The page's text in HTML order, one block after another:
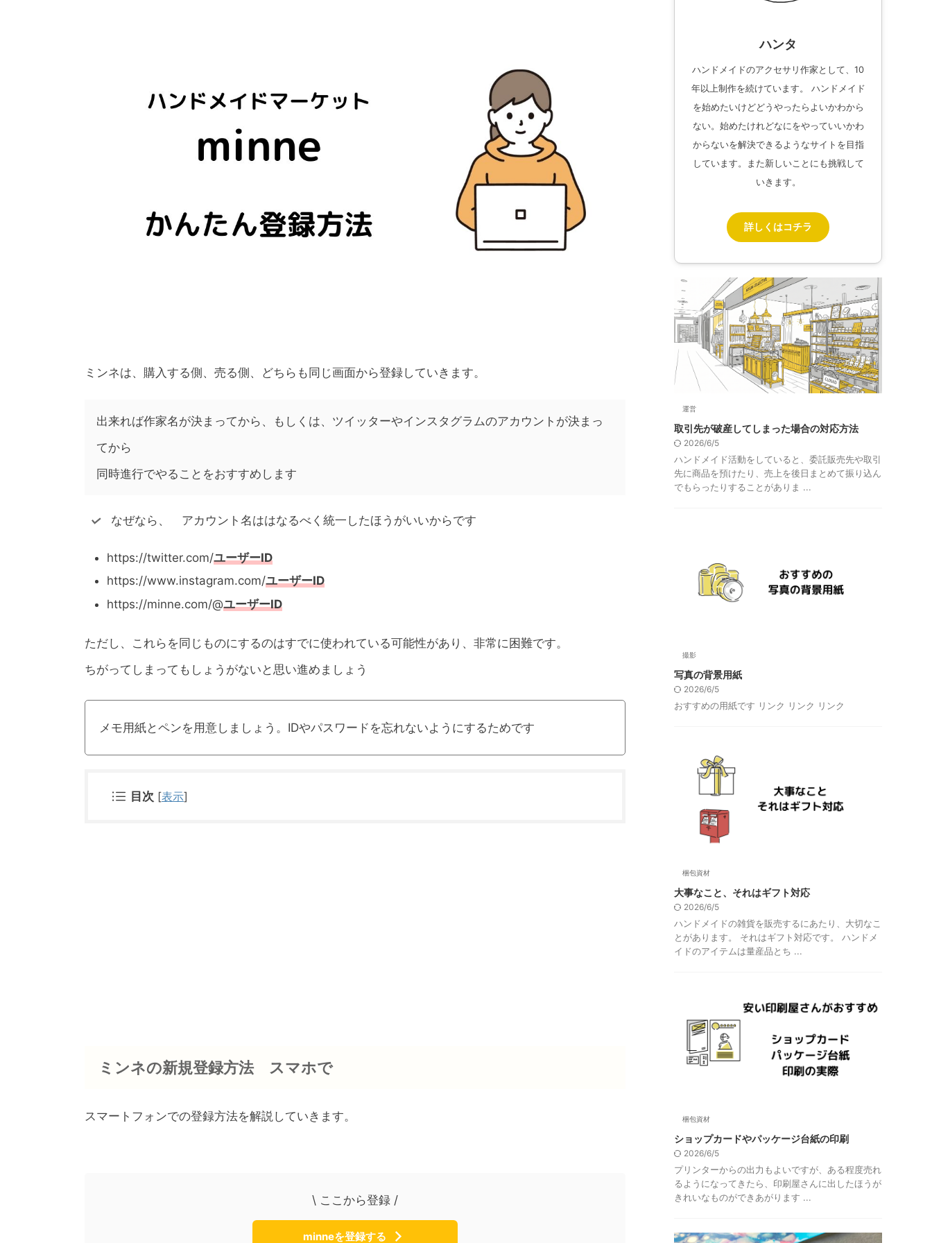
ミンネは、購入する側、売る側、どちらも同じ画面から登録していきます。
出来れば作家名が決まってから、もしくは、ツイッターやインスタグラムのアカウントが決まっ
てから
同時進行でやることをおすすめします
なぜなら、 アカウント名ははなるべく統一したほうがいいからです
https://twitter.com/ユーザーID
https://www.instagram.com/ユーザーID
https://minne.com/@ユーザーID
ただし、これらを同じものにするのはすでに使われている可能性があり、非常に困難です。
ちがってしまってもしょうがないと思い進めましょう
メモ用紙とペンを用意しましょう。IDやパスワードを忘れないようにするためです
目次 [表示]
ミンネの新規登録方法 スマホで
スマートフォンでの登録方法を解説していきます。
\ ここから登録 /
minneを登録する
ハンタ
ハンドメイドのアクセサリ作家として、10
年以上制作を続けています。 ハンドメイド
を始めたいけどどうやったらよいかわから
ない。始めたけれどなにをやっていいかわ
からないを解決できるようなサイトを目指
しています。また新しいことにも挑戦して
いきます。
詳しくはコチラ
運営
取引先が破産してしまった場合の対応方法
2026/6/5
ハンドメイド活動をしていると、委託販売先や取引
先に商品を預けたり、売上を後日まとめて振り込ん
でもらったりすることがありま ...
撮影
写真の背景用紙
2026/6/5
おすすめの用紙です リンク リンク リンク
梱包資材
大事なこと、それはギフト対応
2026/6/5
ハンドメイドの雑貨を販売するにあたり、大切なこ
とがあります。 それはギフト対応です。 ハンドメ
イドのアイテムは量産品とち ...
梱包資材
ショップカードやパッケージ台紙の印刷
2026/6/5
プリンターからの出力もよいですが、ある程度売れ
るようになってきたら、印刷屋さんに出したほうが
きれいなものができあがります ...